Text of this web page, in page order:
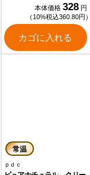
本体価格 328 円
（10%税込360.80円
カゴに入れる
常温
ｐｄｃ